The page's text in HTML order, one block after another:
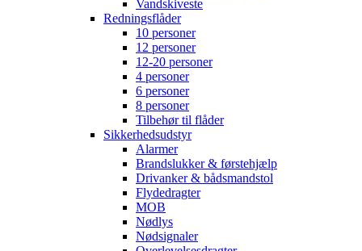
Vandskiveste
Redningsflåder
10 personer
12 personer
12-20 personer
4 personer
6 personer
8 personer
Tilbehør til flåder
Sikkerhedsudstyr
Alarmer
Brandslukker & førstehjælp
Drivanker & bådsmandstol
Flydedragter
MOB
Nødlys
Nødsignaler